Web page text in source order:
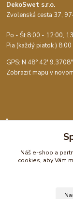
DekoSwet s.r.o.
Zvolenská cesta 37,
Po - Št 8:00 - 12:00,
Pia (každý piatok )
GPS: N 48° 42'
Zobraziť mapu v
Kontakty
+421 905 748
Po-Št 8:00 - 15:30, Pia
Náš e-shop a
cookies, aby Vám